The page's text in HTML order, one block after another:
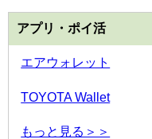
アプリ・ポイ活
エアウォレット
TOYOTA Wallet
もっと見る＞＞